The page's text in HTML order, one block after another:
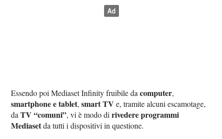
Essendo poi Mediaset Infinity fruibile dacomputer,
smartphone e tablet,smart TV e, tramite alcuni escamotage,
daTV “comuni”, vi è modo dirivedere programmi
Mediasetda tutti i dispositivi in questione.